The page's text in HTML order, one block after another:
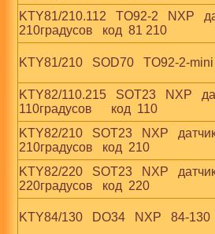
KTY81/210.112   TO92-2   NXP
210градусов   код  81 210
KTY81/210   SOD70   TO92-2-
KTY82/110.215   SOT23   NXP
110градусов      код  110
KTY82/210   SOT23   NXP
210градусов   код  210
KTY82/220   SOT23   NXP
220градусов   код  220
KTY84/130   DO34   NXP   84-130